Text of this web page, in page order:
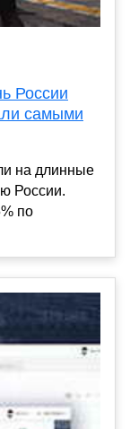
России
самыми
на длинные
России.
по